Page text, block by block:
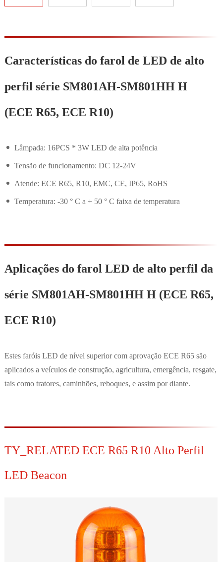
Características do farol de LED de alto
perfil série SM801AH-SM801HH H
(ECE R65, ECE R10)
Lâmpada: 16PCS * 3W LED de alta potência
Tensão de funcionamento: DC 12-24V
Atende: ECE R65, R10, EMC, CE, IP65, RoHS
Temperatura: -30 ° C a + 50 ° C faixa de temperatura
Aplicações do farol LED de alto perfil da
série SM801AH-SM801HH H (ECE R65,
ECE R10)
Estes faróis LED de nível superior com aprovação ECE R65 são
aplicados a veículos de construção, agricultura, emergência, resgate,
tais como tratores, caminhões, reboques, e assim por diante.
TY_RELATED ECE R65 R10 Alto Perfil
LED Beacon